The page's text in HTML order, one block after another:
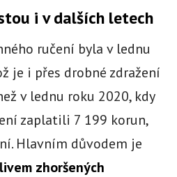
i v dalších letech
ručení byla v lednu
je i přes drobné zdražení
v lednu roku 2020, kdy
zaplatili 7 199 korun,
Hlavním důvodem je
zhoršených